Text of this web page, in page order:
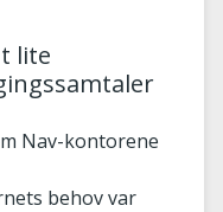
lite
Nav-kontorene
behov var